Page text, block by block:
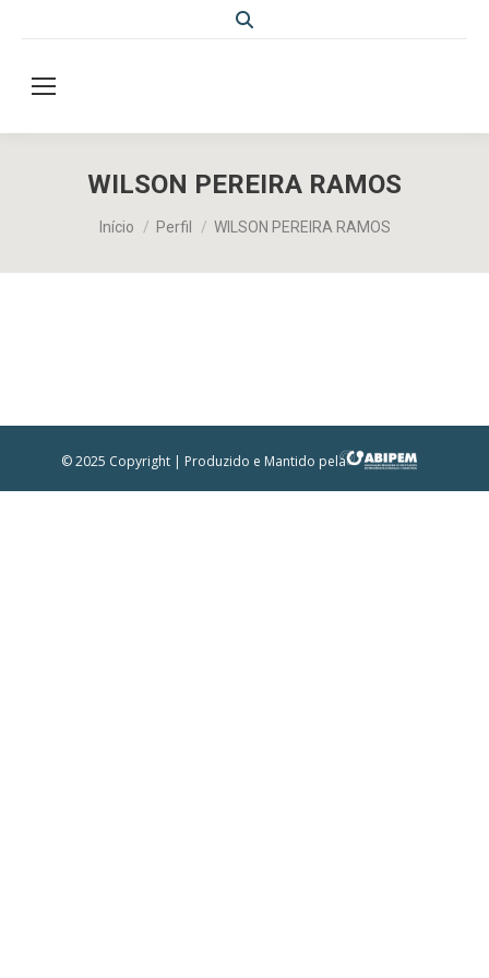
Search:
WILSON PEREIRA RAMOS
Início Perfil WILSON PEREIRA RAMOS
© 2025 Copyright | Produzido e Mantido pela